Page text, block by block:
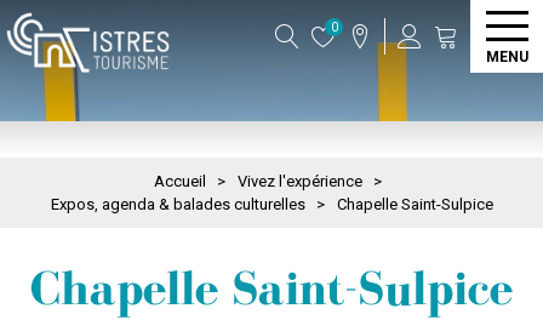
0
MENU
Accueil > Vivez l'expérience
>
Expos, agenda & balades culturelles
> Chapelle Saint-Sulpice
Chapelle Saint-Sulpice